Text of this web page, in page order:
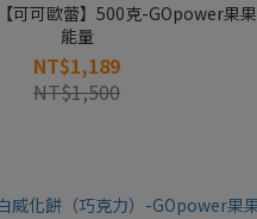
可可歐蕾】500克-GOpower果果
能量
NT$1,189
NT$1,500